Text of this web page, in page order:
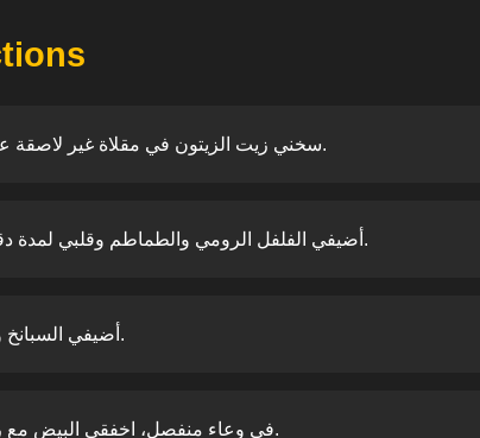
سخني زيت الزيتون في مقلاة غير لاصقة على نار متوسطة.
أضيفي الفلفل الرومي والطماطم وقلبي لمدة دقيقتين حتى تلين.
أضيفي السبانخ وقلبي حتى تذبل.
في وعاء منفصل، اخفقي البيض مع رشة ملح وفلفل.